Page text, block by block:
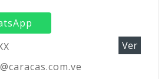
Ver